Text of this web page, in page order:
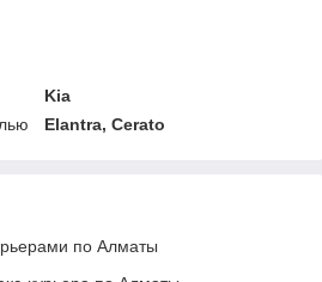
Kia
Elantra, Cerato
по Алматы